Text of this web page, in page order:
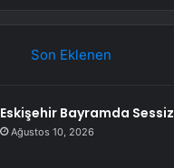
Son Eklenen
Eskişehir Bayramda Sessiz
Ağustos 10, 2026